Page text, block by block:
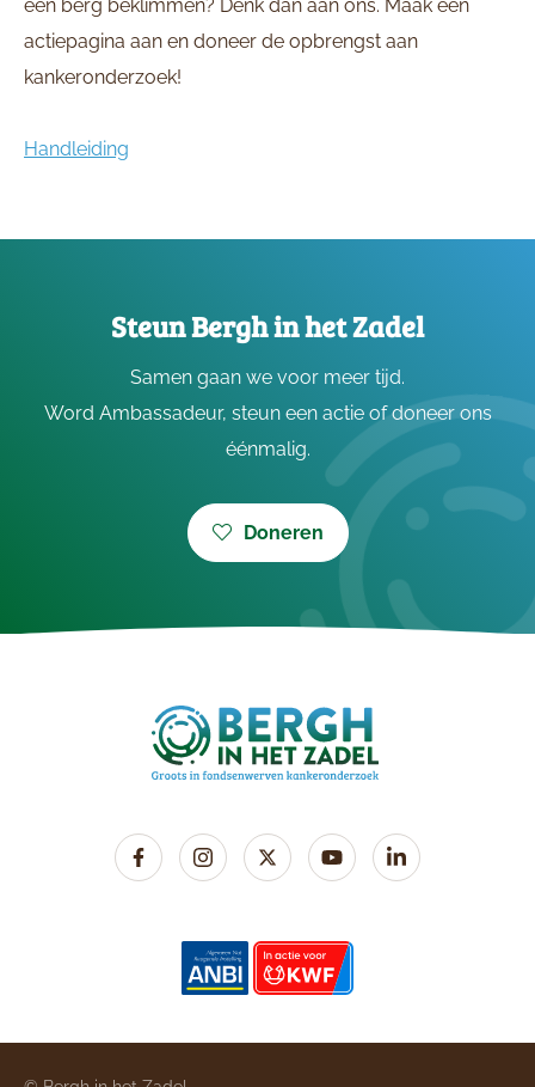
een berg beklimmen? Denk dan aan ons. Maak een
actiepagina aan en doneer de opbrengst aan
kankeronderzoek!
Handleiding
Steun Bergh in het Zadel
Samen gaan we voor meer tijd.
Word Ambassadeur, steun een actie of doneer ons
éénmalig.
Doneren